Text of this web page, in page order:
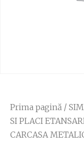
Prima pagină /
SI PLACI
CARCASA